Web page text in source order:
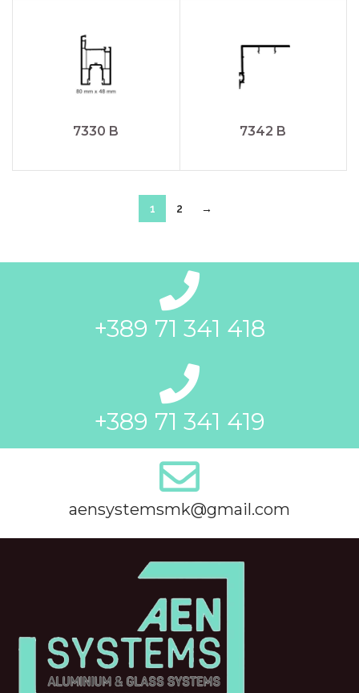
7330 B 7342 B
1 2 →
+389 71 341 418
+389 71 341 419
aensystemsmk@gmail.com